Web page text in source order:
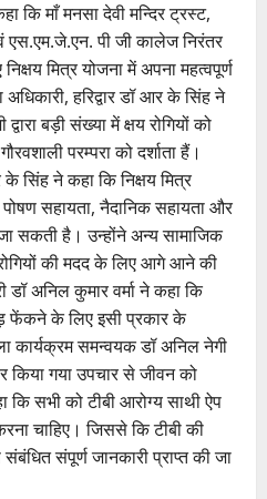
कि माँ मनसा देवी मन्दिर ट्रस्ट,
एस.एम.जे.एन. पी जी कालेज निरंतर
मित्र योजना में अपना महत्वपूर्ण
हरिद्वार डॉ आर के सिंह ने
बड़ी संख्या में क्षय रोगियों को
परम्परा को दर्शाता हैं।
सिंह ने कहा कि निक्षय मित्र
पोषण सहायता, नैदानिक सहायता और
सकती है। उन्होंने अन्य सामाजिक
की मदद के लिए आगे आने की
डॉ अनिल कुमार वर्मा ने कहा कि
फेंकने के लिए इसी प्रकार के
कार्यक्रम समन्वयक डॉ अनिल नेगी
किया गया उपचार से जीवन को
सभी को टीबी आरोग्य साथी ऐप
चाहिए। जिससे कि टीबी की
संपूर्ण जानकारी प्राप्त की जा